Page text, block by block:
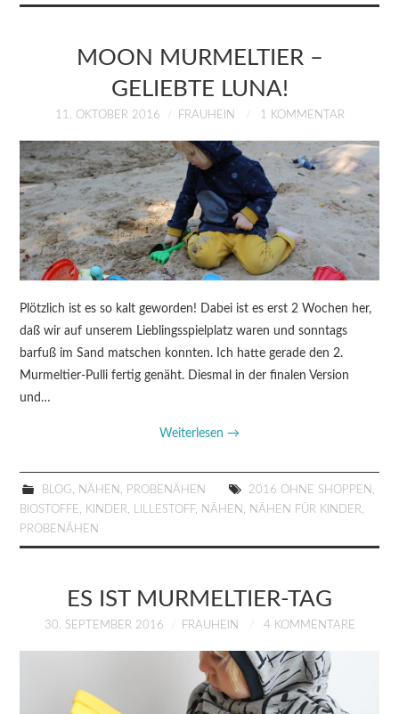
MOON MURMELTIER –
GELIEBTE LUNA!
11. OKTOBER 2016 FRAUHEIN 1 KOMMENTAR
Plötzlich ist es so kalt geworden! Dabei ist es erst 2 Wochen her,
daß wir auf unserem Lieblingsspielplatz waren und sonntags
barfuß im Sand matschen konnten. Ich hatte gerade den 2.
Murmeltier-Pulli fertig genäht. Diesmal in der finalen Version
und…
Weiterlesen →
BLOG NÄHEN PROBENÄHEN 2016 OHNE SHOPPEN
BIOSTOFFE
KINDER LILLESTOFF NÄHEN NÄHEN FÜR KINDER
PROBENÄHEN
ES IST MURMELTIER-TAG
30. SEPTEMBER 2016 FRAUHEIN 4 KOMMENTARE